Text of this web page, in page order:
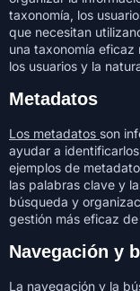
taxonomía, los
que necesitan
una taxonomía
los usuarios y la
Metadatos
Los metadatos son
ayudar a
ejemplos de
las palabras clave y
búsqueda y
gestión más eficaz
Navegación y
La navegación y la